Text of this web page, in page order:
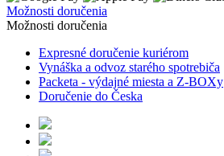
Možnosti doručenia
Možnosti doručenia
Expresné doručenie kuriérom
Vynáška a odvoz starého spotrebiča
Packeta - výdajné miesta a Z-BOXy
Doručenie do Česka